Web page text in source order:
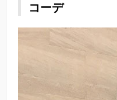
コーデ